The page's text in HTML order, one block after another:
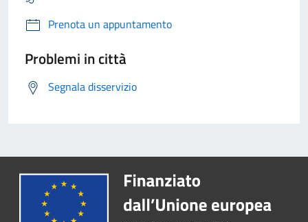
Prenota un appuntamento
Problemi in città
Segnala disservizio